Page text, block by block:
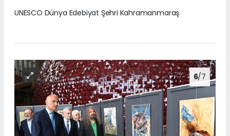
UNESCO Dünya Edebiyat Şehri Kahramanmaraş
6/7